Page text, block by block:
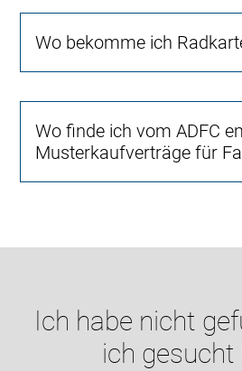
Wo bekomme ich
Wo finde ich vom ADFC
Musterkaufverträge für
Ich habe nicht
ich gesucht